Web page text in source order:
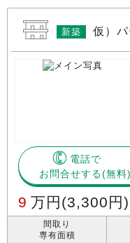
新築 仮）
電話で
お問合せする
9 万円 (3,300円)
間取り
専有面積